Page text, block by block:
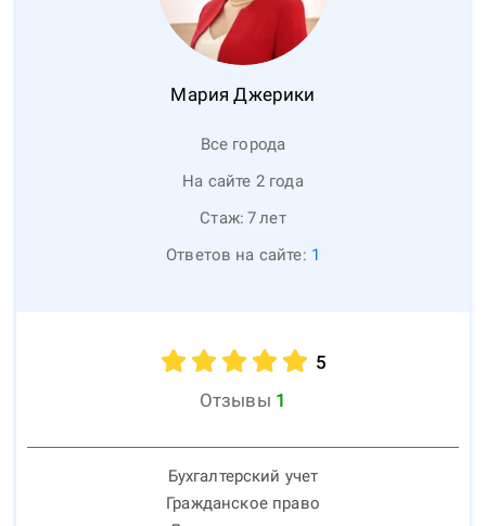
Мария Джерики
Все города
На сайте 2 года
Стаж: 7лет
Ответов на сайте: 1
5
Отзывы 1
Бухгалтерский учет
Гражданское право